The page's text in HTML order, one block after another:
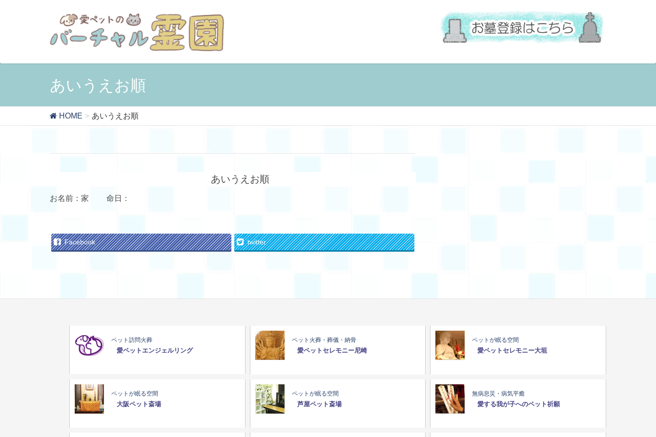
あいうえお順
HOME あいうえお順
あいうえお順
お名前：家 命日：
Facebook twitter
ペット訪問火葬
愛ペットエンジェルリング
ペット火葬・葬儀・納骨
愛ペットセレモニー尼崎
ペットが眠る空間
愛ペットセレモニー大垣
ペットが眠る空間
大阪ペット斎場
ペットが眠る空間
芦屋ペット斎場
無病息災・病気平癒
愛する我が子へのペット祈願